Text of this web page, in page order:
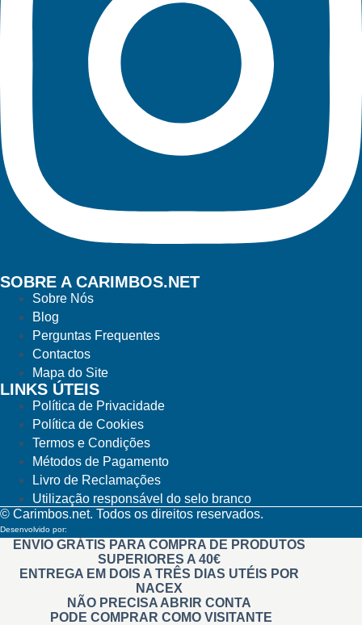
SOBRE A CARIMBOS.NET
Sobre Nós
Blog
Perguntas Frequentes
Contactos
Mapa do Site
LINKS ÚTEIS
Política de Privacidade
Política de Cookies
Termos e Condições
Métodos de Pagamento
Livro de Reclamações
Utilização responsável do selo branco
© Carimbos.net. Todos os direitos reservados.
Desenvolvido por:
ENVIO GRÁTIS PARA COMPRA DE PRODUTOS
SUPERIORES A 40€
ENTREGA EM DOIS A TRÊS DIAS UTÉIS POR
NACEX
NÃO PRECISA ABRIR CONTA
PODE COMPRAR COMO VISITANTE